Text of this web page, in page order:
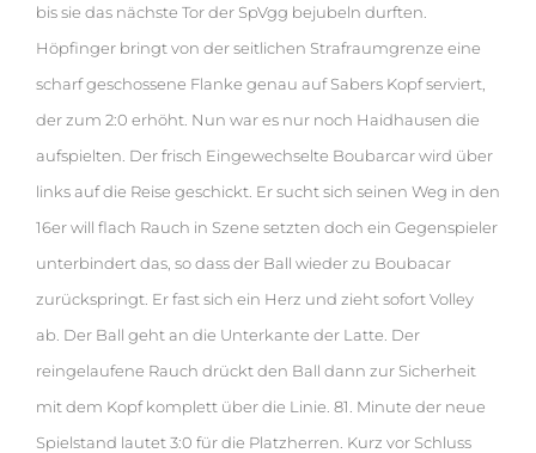
bis sie das nächste Tor der SpVgg bejubeln durften.
Höpfinger bringt von der seitlichen Strafraumgrenze eine
scharf geschossene Flanke genau auf Sabers Kopf serviert,
der zum 2:0 erhöht. Nun war es nur noch Haidhausen die
aufspielten. Der frisch Eingewechselte Boubarcar wird über
links auf die Reise geschickt. Er sucht sich seinen Weg in den
16er will flach Rauch in Szene setzten doch ein Gegenspieler
unterbindert das, so dass der Ball wieder zu Boubacar
zurückspringt. Er fast sich ein Herz und zieht sofort Volley
ab. Der Ball geht an die Unterkante der Latte. Der
reingelaufene Rauch drückt den Ball dann zur Sicherheit
mit dem Kopf komplett über die Linie. 81. Minute der neue
Spielstand lautet 3:0 für die Platzherren. Kurz vor Schluss